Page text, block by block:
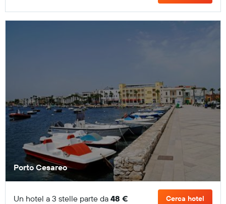
Porto Cesareo
Un hotel a 3 stelle parte da 48 € Cerca hotel